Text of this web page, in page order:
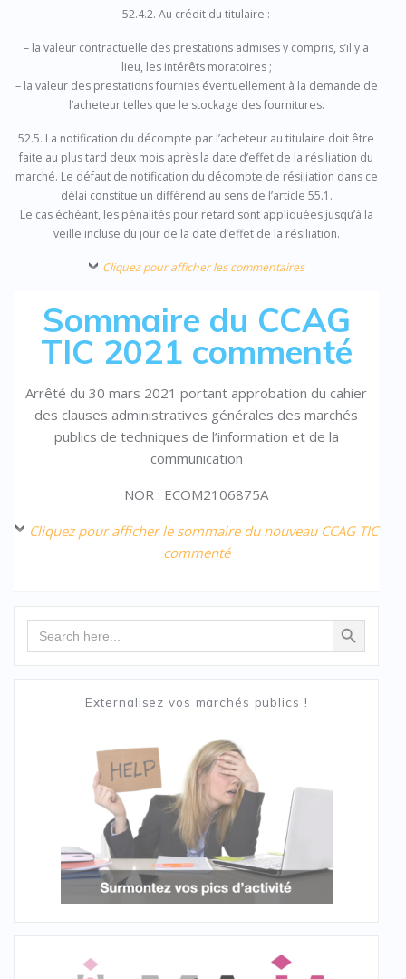
52.4.2. Au crédit du titulaire :
– la valeur contractuelle des prestations admises y compris, s’il y a
lieu, les intérêts moratoires ;
– la valeur des prestations fournies éventuellement à la demande de
l’acheteur telles que le stockage des fournitures.
52.5. La notification du décompte par l’acheteur au titulaire doit être
faite au plus tard deux mois après la date d’effet de la résiliation du
marché. Le défaut de notification du décompte de résiliation dans ce
délai constitue un différend au sens de l’article 55.1.
Le cas échéant, les pénalités pour retard sont appliquées jusqu’à la
veille incluse du jour de la date d’effet de la résiliation.
Cliquez pour afficher les commentaires
Sommaire du CCAG
TIC 2021 commenté
Arrêté du 30 mars 2021 portant approbation du cahier
des clauses administratives générales des marchés
publics de techniques de l’information et de la
communication
NOR : ECOM2106875A
Cliquez pour afficher le sommaire du nouveau CCAG TIC
commenté
Search Search Button
Externalisez vos marchés publics !